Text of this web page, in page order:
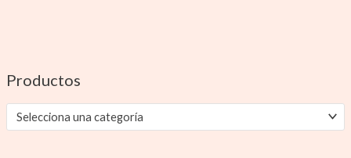
Productos
Selecciona una categoría